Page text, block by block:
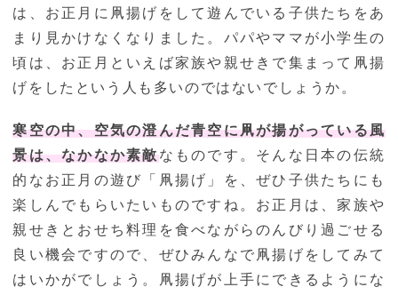
は、お正月に凧揚げをして遊んでいる子供たちをあ
まり見かけなくなりました。パパやママが小学生の
頃は、お正月といえば家族や親せきで集まって凧揚
げをしたという人も多いのではないでしょうか。
寒空の中、空気の澄んだ青空に凧が揚がっている風
景は、なかなか素敵なものです。そんな日本の伝統
的なお正月の遊び「凧揚げ」を、ぜひ子供たちにも
楽しんでもらいたいものですね。お正月は、家族や
親せきとおせち料理を食べながらのんびり過ごせる
良い機会ですので、ぜひみんなで凧揚げをしてみて
はいかがでしょう。凧揚げが上手にできるようにな